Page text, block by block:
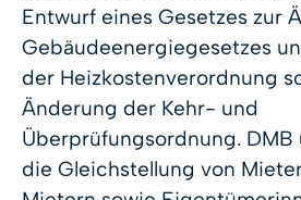
Entwurf eines Gesetzes zur
Gebäudeenergiegesetzes
der Heizkostenverordnung
Änderung der Kehr- und
Überprüfungsordnung.
die Gleichstellung von